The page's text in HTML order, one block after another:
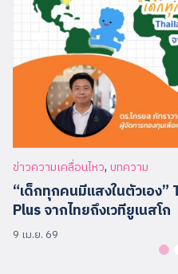
ข่าวความเคลื่อนไหว, บทความ
“เด็กทุกคนมีแสงในตัวเอง
Plus จากไทยถึงเวทียูเนสโก
9 เม.ย. 69